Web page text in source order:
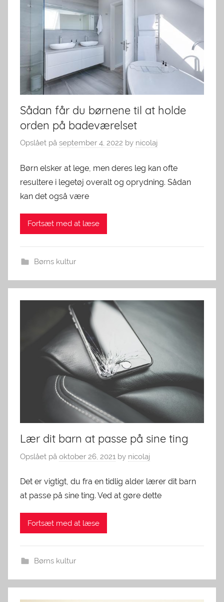
Sådan får du børnene til at holde
orden på badeværelset
Opslået på september 4, 2022 by nicolaj
Børn elsker at lege, men deres leg kan ofte
resultere i legetøj overalt og oprydning. Sådan
kan det også være
Fortsæt med at læse
Børns kultur
Lær dit barn at passe på sine ting
Opslået på oktober 26, 2021 by nicolaj
Det er vigtigt, du fra en tidlig alder lærer dit barn
at passe på sine ting. Ved at gøre dette
Fortsæt med at læse
Børns kultur